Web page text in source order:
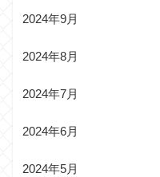
2024年9月
2024年8月
2024年7月
2024年6月
2024年5月